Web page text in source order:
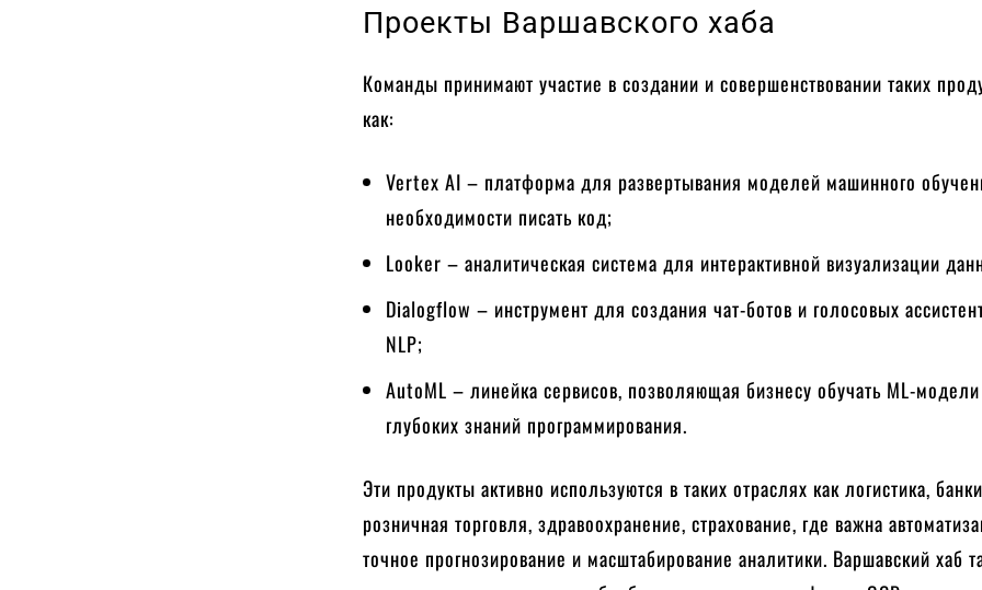
Проекты Варшавского хаба
Команды принимают участие в создании и совершенствовании таких
как:
Vertex AI – платформа для развертывания моделей машинного
необходимости писать код;
Looker – аналитическая система для интерактивной визуализации
Dialogflow – инструмент для создания чат-ботов и голосовых
NLP;
AutoML – линейка сервисов, позволяющая бизнесу обучать ML-
глубоких знаний программирования.
Эти продукты активно используются в таких отраслях как логистика,
розничная торговля, здравоохранение, страхование, где важна
точное прогнозирование и масштабирование аналитики. Варшавский хаб